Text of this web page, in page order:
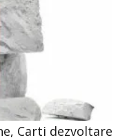
Carti dezvoltare